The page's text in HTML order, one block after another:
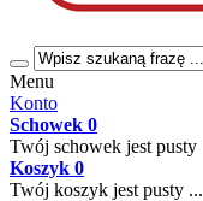
Menu
Konto
Schowek 0
Twój schowek jest pusty
Koszyk 0
Twój koszyk jest pusty ...